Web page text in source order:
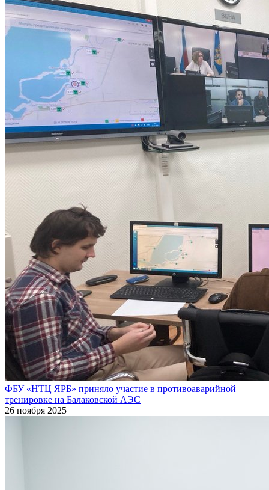
ФБУ «НТЦ ЯРБ» приняло участие в противоаварийной
тренировке на Балаковской АЭС
26 ноября 2025